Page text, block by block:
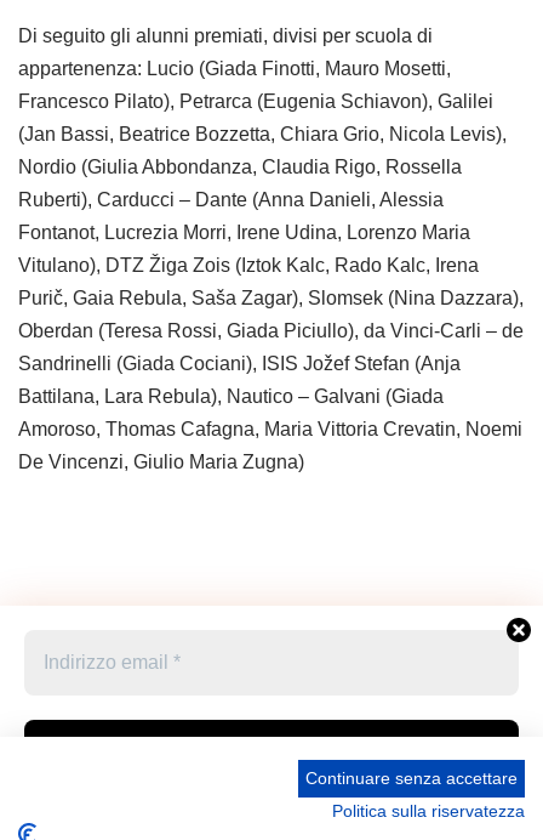
Di seguito gli alunni premiati, divisi per scuola di
appartenenza: Lucio (Giada Finotti, Mauro Mosetti,
Francesco Pilato), Petrarca (Eugenia Schiavon), Galilei
(Jan Bassi, Beatrice Bozzetta, Chiara Grio, Nicola Levis),
Nordio (Giulia Abbondanza, Claudia Rigo, Rossella
Ruberti), Carducci – Dante (Anna Danieli, Alessia
Fontanot, Lucrezia Morri, Irene Udina, Lorenzo Maria
Vitulano), DTZ Žiga Zois (Iztok Kalc, Rado Kalc, Irena
Purič, Gaia Rebula, Saša Zagar), Slomsek (Nina Dazzara),
Oberdan (Teresa Rossi, Giada Piciullo), da Vinci-Carli – de
Sandrinelli (Giada Cociani), ISIS Jožef Stefan (Anja
Battilana, Lara Rebula), Nautico – Galvani (Giada
Amoroso, Thomas Cafagna, Maria Vittoria Crevatin, Noemi
De Vincenzi, Giulio Maria Zugna)
Accetto le condizioni generali e di ricevere le
Privacy Policy –
Continuare senza accettare
Politica sulla riservatezza